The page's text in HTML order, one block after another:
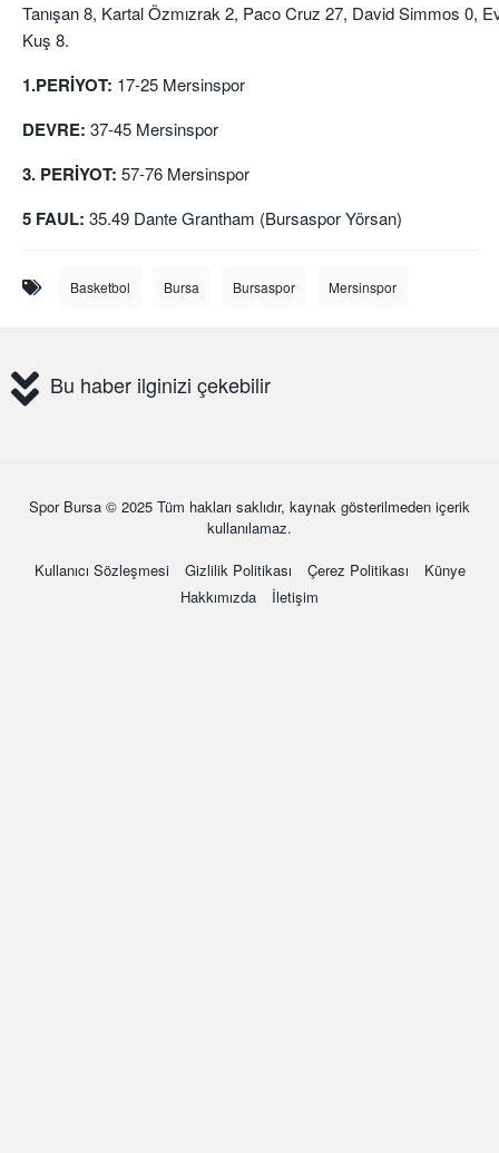
Tanışan8, KartalÖzmızrak2, PacoCruz 27, DavidSimmos 0,
Kuş 8.
1.PERİYOT: 17-25 Mersinspor
DEVRE: 37-45 Mersinspor
3. PERİYOT: 57-76 Mersinspor
5 FAUL: 35.49 DanteGrantham (BursasporYörsan)
Basketbol Bursa Bursaspor Mersinspor
Bu haber ilginizi çekebilir
Spor Bursa © 2025 Tüm hakları saklıdır, kaynak gösterilmeden içerik
kullanılamaz.
Kullanıcı Sözleşmesi
Gizlilik Politikası Çerez Politikası
Künye
Hakkımızda
İletişim